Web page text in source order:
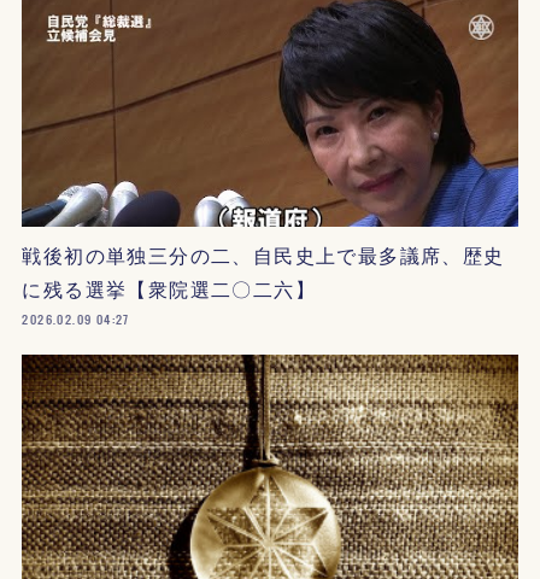
戦後初の単独三分の二、自民史上で最多議席、歴史
に残る選挙【衆院選二〇二六】
2026.02.09 04:27